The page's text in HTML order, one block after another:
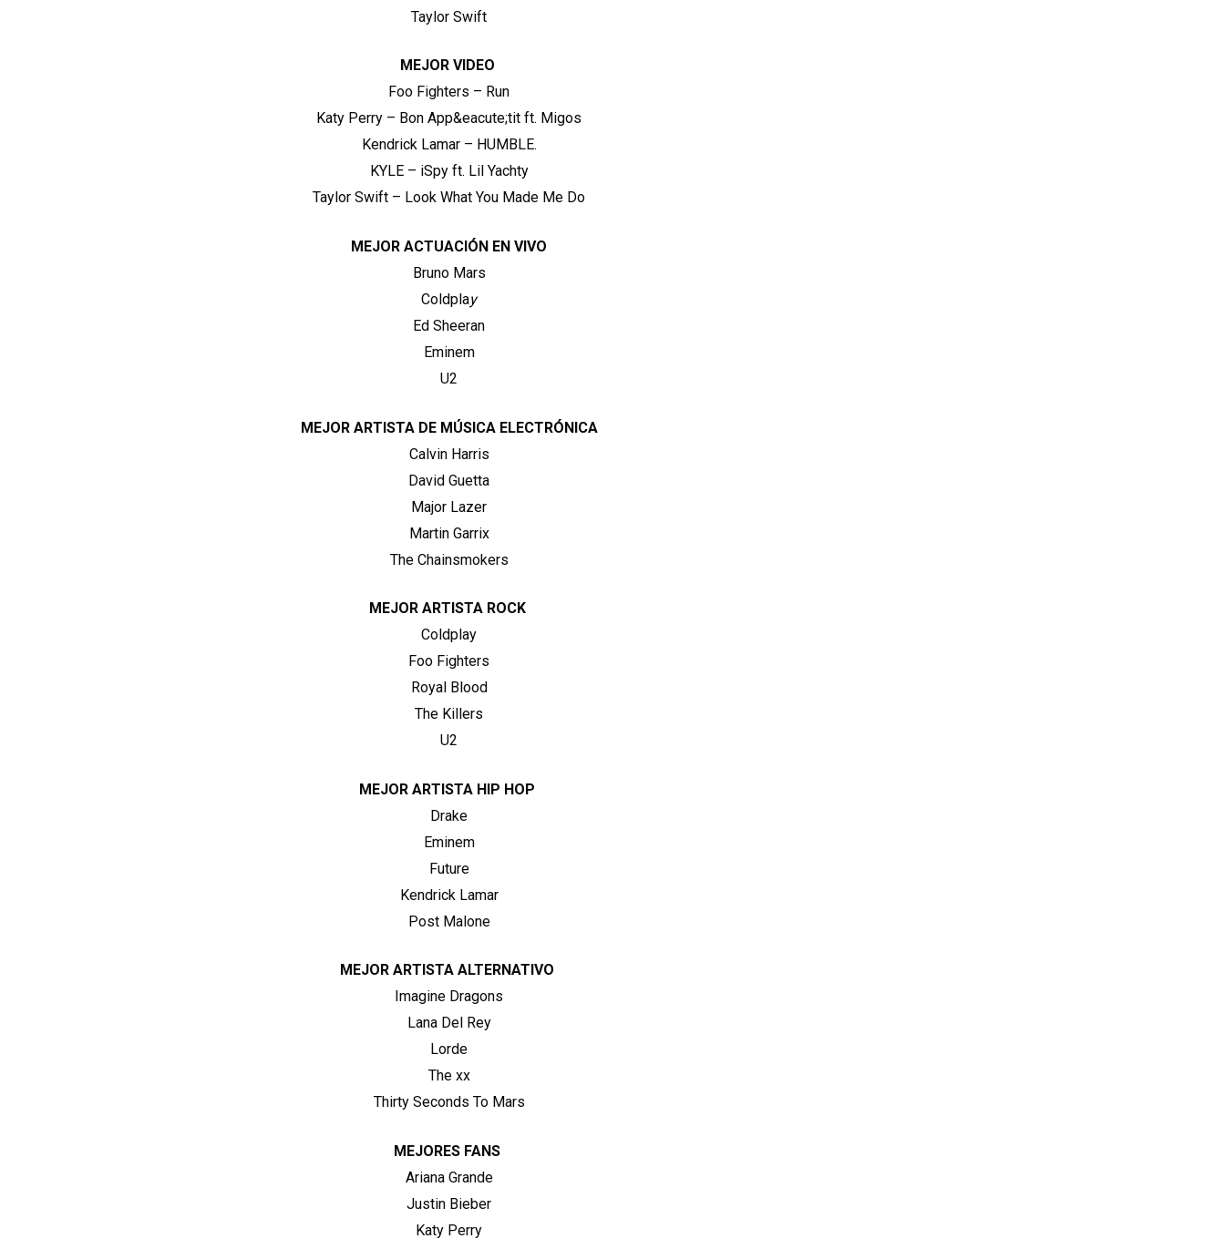
Taylor Swift
MEJOR VIDEO
Foo Fighters – Run
Katy Perry – Bon App&eacute;tit ft. Migos
Kendrick Lamar – HUMBLE.
KYLE – iSpy ft. Lil Yachty
Taylor Swift – Look What You Made Me Do
MEJOR ACTUACIÓN EN VIVO
Bruno Mars
Coldplay
Ed Sheeran
Eminem
U2
MEJOR ARTISTA DE MÚSICA ELECTRÓNICA
Calvin Harris
David Guetta
Major Lazer
Martin Garrix
The Chainsmokers
MEJOR ARTISTA ROCK
Coldplay
Foo Fighters
Royal Blood
The Killers
U2
MEJOR ARTISTA HIP HOP
Drake
Eminem
Future
Kendrick Lamar
Post Malone
MEJOR ARTISTA ALTERNATIVO
Imagine Dragons
Lana Del Rey
Lorde
The xx
Thirty Seconds To Mars
MEJORES FANS
Ariana Grande
Justin Bieber
Katy Perry